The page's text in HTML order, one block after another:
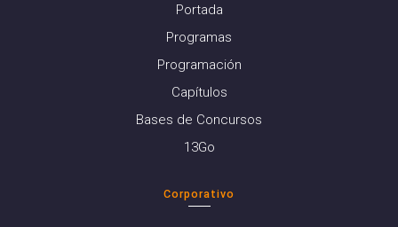
Portada
Programas
Programación
Capítulos
Bases de Concursos
13Go
Corporativo